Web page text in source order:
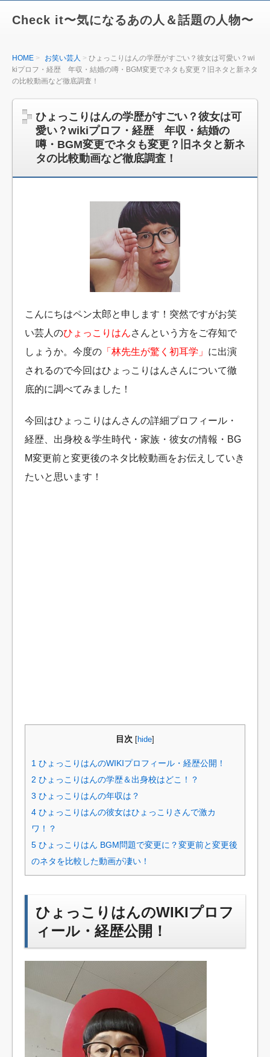
Check it〜気になるあの人＆話題の人物〜
HOME お笑い芸人
ひょっこりはんの学歴がすごい？彼女は可愛い？wi
kiプロフ・経歴 年収・結婚の噂・BGM変更でネタも変更？旧ネタと新ネタ
の比較動画など徹底調査！
ひょっこりはんの学歴がすごい？彼女は可
愛い？wikiプロフ・経歴 年収・結婚の
噂・BGM変更でネタも変更？旧ネタと新ネ
タの比較動画など徹底調査！
こんにちはペン太郎と申します！突然ですがお笑
い芸人のひょっこりはんさんという方をご存知で
しょうか。今度の 「林先生が驚く初耳学」 に出演
されるので今回はひょっこりはんさんについて徹
底的に調べてみました！
今回はひょっこりはんさんの詳細プロフィール・
経歴、出身校＆学生時代・家族・彼女の情報・BG
M変更前と変更後のネタ比較動画をお伝えしていき
たいと思います！
目次 hide
1 ひょっこりはんのWIKIプロフィール・経歴公開！
2 ひょっこりはんの学歴＆出身校はどこ！？
3 ひょっこりはんの年収は？
4 ひょっこりはんの彼女はひょっこりさんで激カ
ワ！？
5 ひょっこりはん BGM問題で変更に？変更前と変更後
のネタを比較した動画が凄い！
ひょっこりはんのWIKIプロフ
ィール・経歴公開！